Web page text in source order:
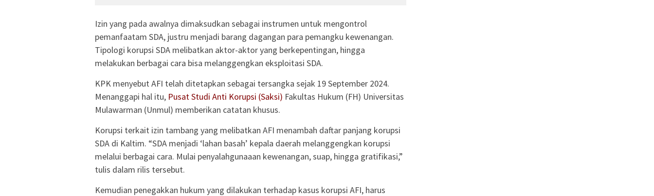
Izin yang pada awalnya dimaksudkan sebagai instrumen untuk mengontrol
pemanfaatam SDA, justru menjadi barang dagangan para pemangku kewenangan.
Tipologi korupsi SDA melibatkan aktor-aktor yang berkepentingan, hingga
melakukan berbagai cara bisa melanggengkan eksploitasi SDA.
KPK menyebut AFI telah ditetapkan sebagai tersangka sejak 19 September 2024.
Menanggapi hal itu, Pusat Studi Anti Korupsi (Saksi) Fakultas Hukum (FH) Universitas
Mulawarman (Unmul) memberikan catatan khusus.
Korupsi terkait izin tambang yang melibatkan AFI menambah daftar panjang korupsi
SDA di Kaltim. “SDA menjadi ‘lahan basah’ kepala daerah melanggengkan korupsi
melalui berbagai cara. Mulai penyalahgunaaan kewenangan, suap, hingga gratifikasi,”
tulis dalam rilis tersebut.
Kemudian penegakkan hukum yang dilakukan terhadap kasus korupsi AFI, harus